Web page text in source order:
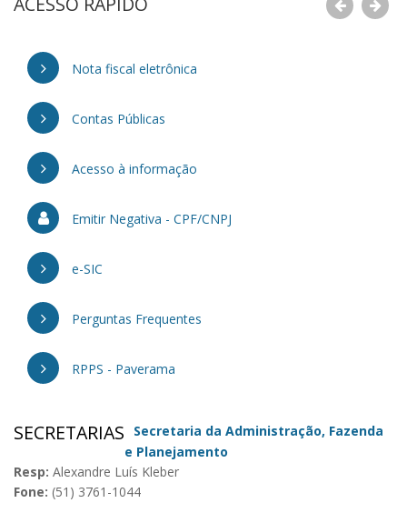
Nota fiscal eletrônica
Contas Públicas
Acesso à informação
Emitir Negativa - CPF/CNPJ
e-SIC
Perguntas Frequentes
RPPS - Paverama
SECRETARIAS
Secretaria da Administração, Fazenda
e Planejamento
Resp: Alexandre Luís Kleber
Fone: (51) 3761-1044